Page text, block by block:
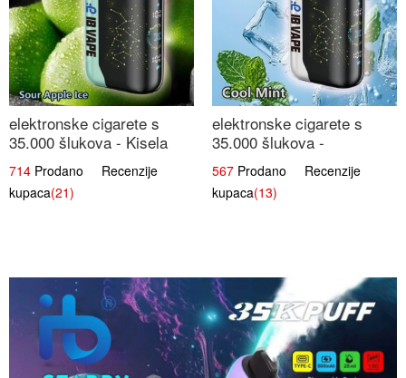
elektronske cigarete s
35.000 šlukova - Kisela
Jabuka Led | Osježavajući
Kiselo-Slatki Okus
714 Prodano Recenzije
kupaca(21)
elektronske cigarete s
35.000 šlukova -
Osježavajući Mentol |
Čista i Svježa Okus
567 Prodano Recenzije
kupaca(13)